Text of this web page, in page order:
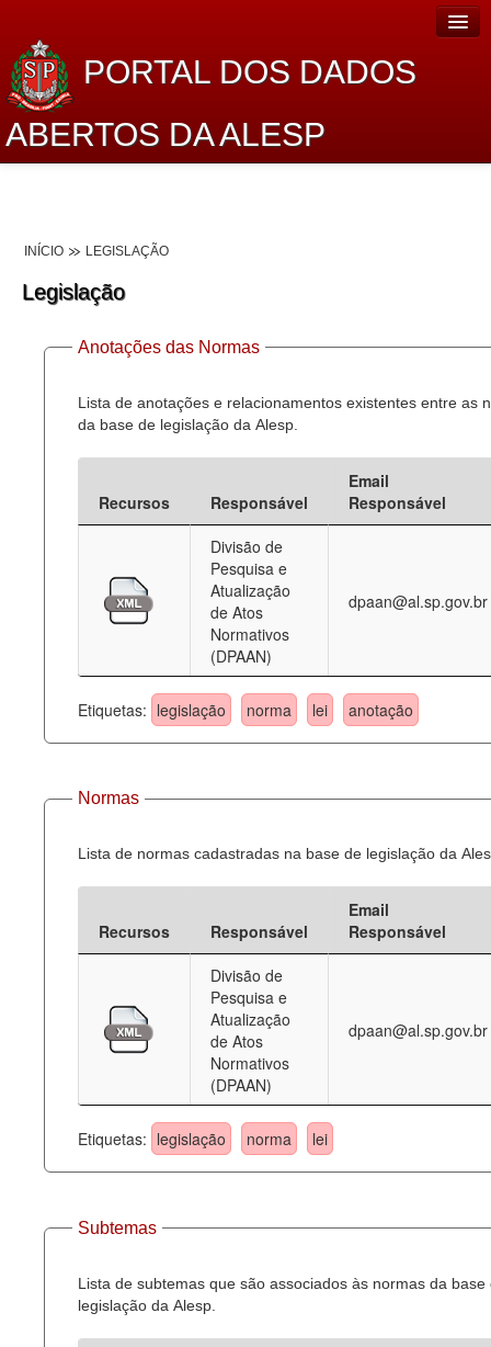
PORTAL DOS DADOS
ABERTOS DA ALESP
Dados Abertos Alesp
Lei de Acesso à Informação
Dados Governamentais Abertos
Planejamento
Deputados Estaduais
Legislação
Perguntas frequentes
Contato
INÍCIO LEGISLAÇÃO
Legislação
Anotações das Normas
Lista de anotações e relacionamentos existentes entre as
da base de legislação da Alesp.
Recursos Responsável
Email
Responsável
Divisão de
Pesquisa e
Atualização
de Atos
Normativos
(DPAAN)
dpaan@al.sp.gov.br
Etiquetas: legislação norma lei anotação
Normas
Lista de normas cadastradas na base de legislação da
Recursos Responsável
Email
Responsável
Divisão de
Pesquisa e
Atualização
de Atos
Normativos
(DPAAN)
dpaan@al.sp.gov.br
Etiquetas: legislação norma lei
Subtemas
Lista de subtemas que são associados às normas da base
legislação da Alesp.